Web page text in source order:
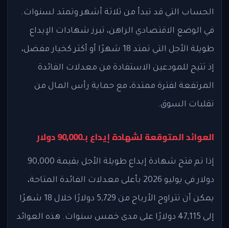
الحساب التي قد تبدأ من ثلاثة أشهر وتمتد لسنوات.
في الوضع الاقتصادي الراهن، تبرز شهادات الإيداع
طويلة الأجل التي تمتد 18 شهرًا أو أكثر كخيار مفضل،
إذ تتيح للمودعين الاستفادة من معدلات الفائدة
المرتفعة لفترة ممتدة، مع حماية رأس المال من
تقلبات السوق.
العوائد المتوقعة لشهادة إيداع بـ90,000 دولار
إذا تم فتح شهادة إيداع طويلة الأجل بقيمة 90,000
دولار في يوليو 2026 بأعلى معدلات الفائدة المتاحة،
يمكن أن تتراوح الأرباح من 5,729 دولارًا خلال 18 شهرًا
إلى 47,115 دولارًا على مدى خمس سنوات. هذه العوائد